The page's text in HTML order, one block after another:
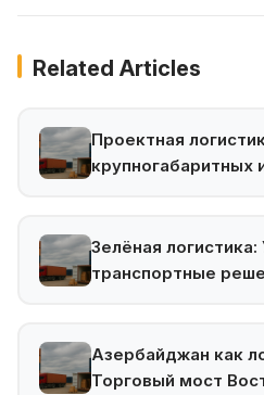
Related Articles
Проектная
крупногабаритных
Зелёная
транспортные
Азербайджан как
Торговый мост